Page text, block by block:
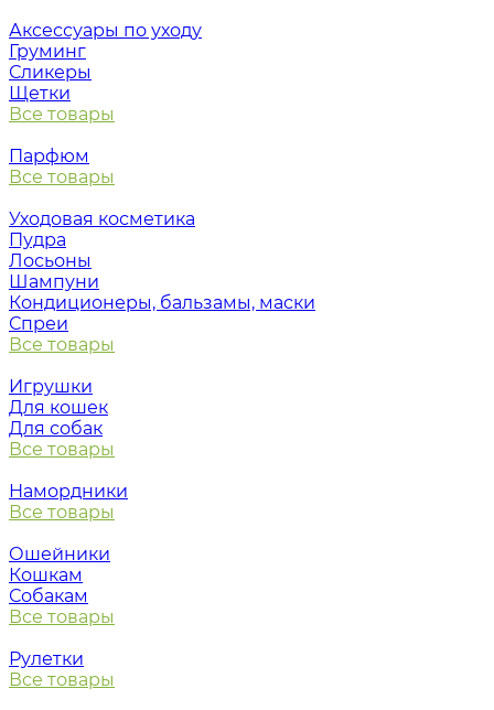
Аксессуары по уходу
Груминг
Сликеры
Щетки
Все товары
Парфюм
Все товары
Уходовая косметика
Пудра
Лосьоны
Шампуни
Кондиционеры, бальзамы, маски
Спреи
Все товары
Игрушки
Для кошек
Для собак
Все товары
Намордники
Все товары
Ошейники
Кошкам
Собакам
Все товары
Рулетки
Все товары